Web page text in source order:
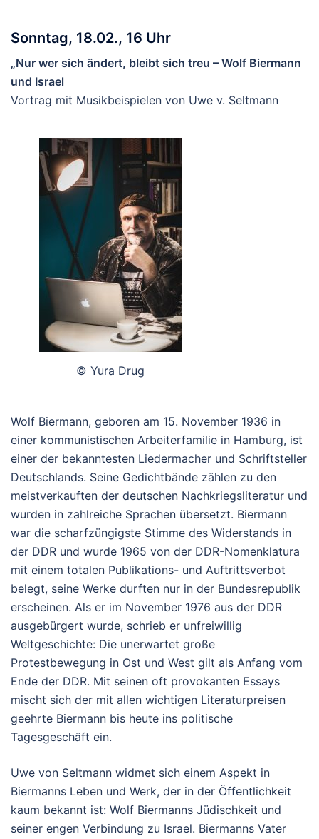
Sonntag, 18.02., 16 Uhr
„Nur wer sich ändert, bleibt sich treu – Wolf Biermann
und Israel
Vortrag mit Musikbeispielen von Uwe v. Seltmann
© Yura Drug
Wolf Biermann, geboren am 15. November 1936 in
einer kommunistischen Arbeiterfamilie in Hamburg, ist
einer der bekanntesten Liedermacher und Schriftsteller
Deutschlands. Seine Gedichtbände zählen zu den
meistverkauften der deutschen Nachkriegsliteratur und
wurden in zahlreiche Sprachen übersetzt. Biermann
war die scharfzüngigste Stimme des Widerstands in
der DDR und wurde 1965 von der DDR-Nomenklatura
mit einem totalen Publikations- und Auftrittsverbot
belegt, seine Werke durften nur in der Bundesrepublik
erscheinen. Als er im November 1976 aus der DDR
ausgebürgert wurde, schrieb er unfreiwillig
Weltgeschichte: Die unerwartet große
Protestbewegung in Ost und West gilt als Anfang vom
Ende der DDR. Mit seinen oft provokanten Essays
mischt sich der mit allen wichtigen Literaturpreisen
geehrte Biermann bis heute ins politische
Tagesgeschäft ein.
Uwe von Seltmann widmet sich einem Aspekt in
Biermanns Leben und Werk, der in der Öffentlichkeit
kaum bekannt ist: Wolf Biermanns Jüdischkeit und
seiner engen Verbindung zu Israel. Biermanns Vater